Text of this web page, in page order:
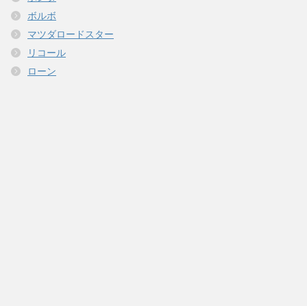
ボルボ
マツダロードスター
リコール
ローン